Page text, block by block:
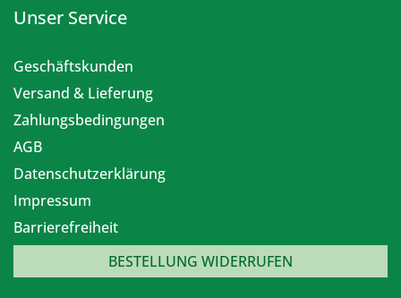
Unser Service
Geschäftskunden
Versand & Lieferung
Zahlungsbedingungen
AGB
Datenschutzerklärung
Impressum
Barrierefreiheit
BESTELLUNG WIDERRUFEN